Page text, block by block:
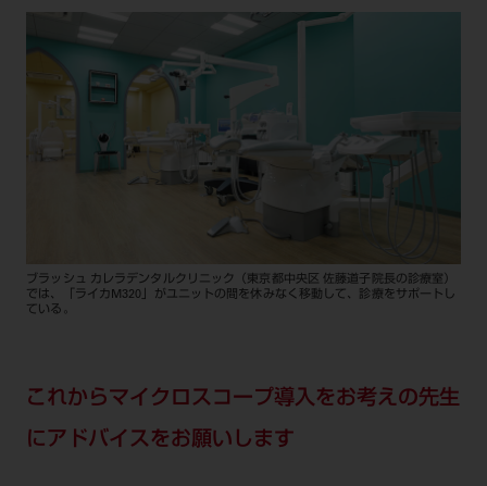
ブラッシュ カレラデンタルクリニック（東京都中央区 佐藤道子院長の診療室）
では、「ライカM320」がユニットの間を休みなく移動して、診療をサポートし
ている。
これからマイクロスコープ導入をお考えの先生
にアドバイスをお願いします